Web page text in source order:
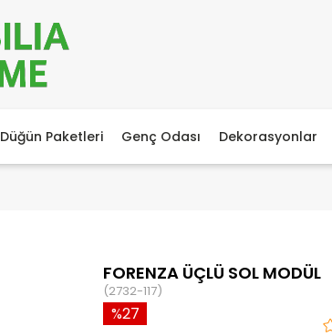
Düğün Paketleri Genç Odası Dekorasyonlar
FORENZA ÜÇLÜ SOL MODÜL
(2732-117)
27